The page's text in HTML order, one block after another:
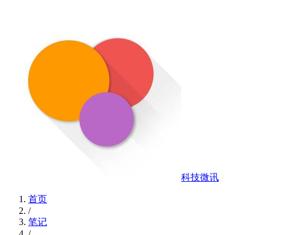
科技微讯
首页
/
笔记